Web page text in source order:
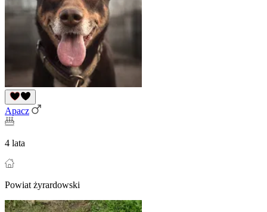
Apacz
4 lata
Powiat żyrardowski